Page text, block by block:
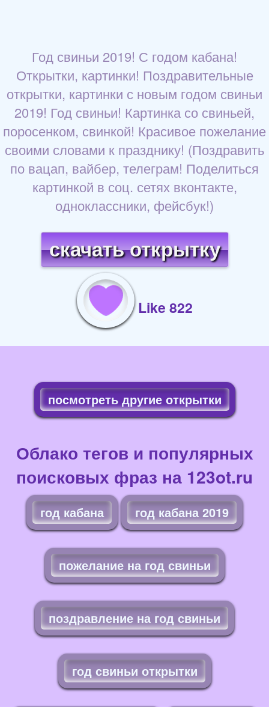
Год свиньи 2019! С годом кабана!
Открытки, картинки! Поздравительные
открытки, картинки с новым годом свиньи
2019! Год свиньи! Картинка со свиньей,
поросенком, свинкой! Красивое пожелание
своими словами к празднику! (Поздравить
по вацап, вайбер, телеграм! Поделиться
картинкой в соц. сетях вконтакте,
одноклассники, фейсбук!)
скачать открытку
Like 822
посмотреть другие открытки
Облако тегов и популярных
поисковых фраз на 123ot.ru
год кабана год кабана 2019
пожелание на год свиньи
поздравление на год свиньи
год свиньи открытки